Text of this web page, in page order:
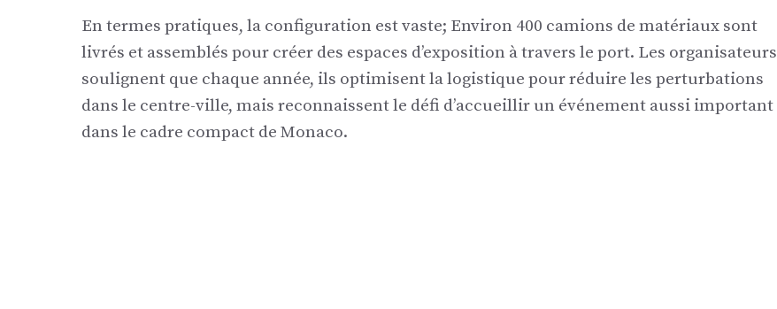
En termes pratiques, la configuration est vaste; Environ 400 camions de matériaux sont
livrés et assemblés pour créer des espaces d’exposition à travers le port. Les organisateurs
soulignent que chaque année, ils optimisent la logistique pour réduire les perturbations
dans le centre-ville, mais reconnaissent le défi d’accueillir un événement aussi important
dans le cadre compact de Monaco.